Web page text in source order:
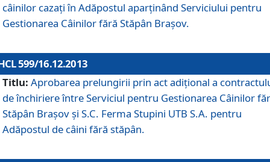
câinilor cazaţi în Adăpostul aparţinând Serviciului pentru
Gestionarea Câinilor fără Stăpân Braşov.
599/16.12.2013
Titlu: Aprobarea prelungirii prin act adiţional a
de închiriere între Serviciul pentru Gestionarea Câinilor
Stăpân Braşov şi S.C. Ferma Stupini UTB S.A. pentru
Adăpostul de câini fără stăpân.